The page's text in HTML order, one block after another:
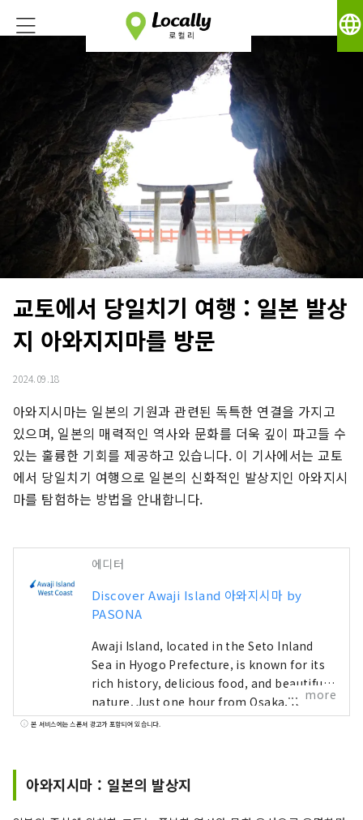
language
교토에서 당일치기 여행 : 일본 발상
지 아와지지마를 방문
2024.09.18
아와지시마는 일본의 기원과 관련된 독특한 연결을 가지고
있으며, 일본의 매력적인 역사와 문화를 더욱 깊이 파고들 수
있는 훌륭한 기회를 제공하고 있습니다. 이 기사에서는 교토
에서 당일치기 여행으로 일본의 신화적인 발상지인 아와지시
마를 탐험하는 방법을 안내합니다.
에디터
Discover Awaji Island 아와지시마 by
PASONA
Awaji Island, located in the Seto Inland
Sea in Hyogo Prefecture, is known for its
rich history, delicious food, and beautiful
nature. Just one hour from Osaka, it
offers a perfect escape from the busy
Awaji Island, including hotels,
restaurants, events, theme parks, and
much more. This account is operated
more
본 서비스에는 스폰서 광고가 포함되어 있습니다.
아와지시마 : 일본의 발상지